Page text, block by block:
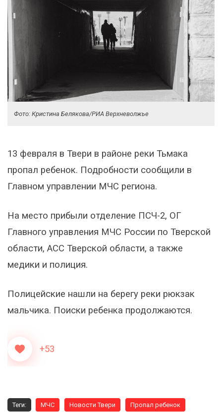
Фото: Кристина Белякова/РИА Верхневолжье
13 февраля в Твери в районе реки Тьмака
пропал ребенок. Подробности сообщили в
Главном управлении МЧС региона.
На место прибыли отделение ПСЧ-2, ОГ
Главного управления МЧС России по Тверской
области, АСС Тверской области, а также
медики и полиция.
Полицейские нашли на берегу реки рюкзак
мальчика. Поиски ребенка продолжаются.
+53
Теги: МЧС Новости Твери Пропал ребенок